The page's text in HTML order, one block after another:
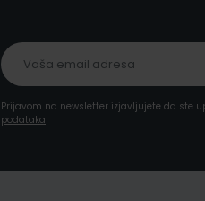
Prijavom na newsletter izjavljujete da ste
podataka